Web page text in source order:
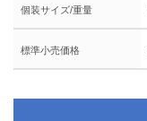
個装サイズ/重量
標準小売価格